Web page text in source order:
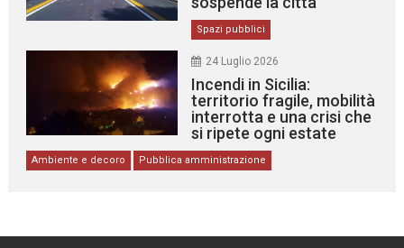
Spazi pubblici
24 Luglio 2026
Incendi in Sicilia:
territorio fragile, mobilità
interrotta e una crisi che
si ripete ogni estate
Ambiente e decoro Pubblica amministrazione